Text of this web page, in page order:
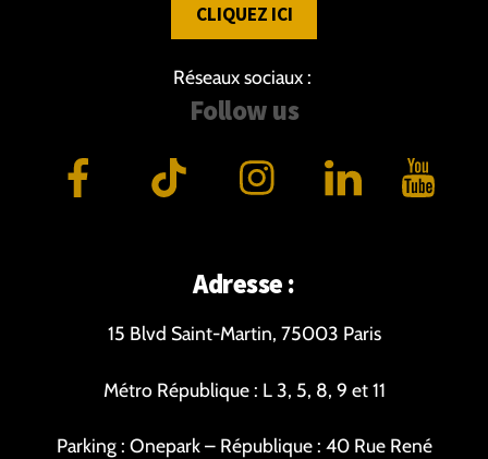
CLIQUEZ ICI
Réseaux sociaux :
Follow us
Adresse :
15 Blvd Saint-Martin, 75003 Paris
Métro République : L 3, 5, 8, 9 et 11
Parking : Onepark – République : 40 Rue René